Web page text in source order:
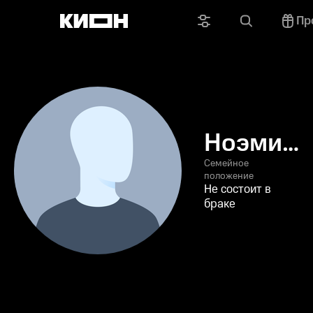
Ноэми
Билас
Семейное
положение
Не состоит в
браке